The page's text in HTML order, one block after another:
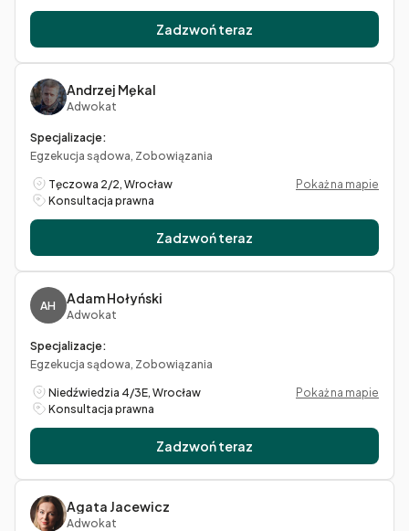
Zadzwoń teraz
Andrzej Mękal
Adwokat
Specjalizacje:
Egzekucja sądowa, Zobowiązania
Tęczowa 2/2, Wrocław
Pokaż na mapie
Konsultacja prawna
Zadzwoń teraz
AH Adam Hołyński
Adwokat
Specjalizacje:
Egzekucja sądowa, Zobowiązania
Niedźwiedzia 4/3E, Wrocław
Pokaż na mapie
Konsultacja prawna
Zadzwoń teraz
Agata Jacewicz
Adwokat